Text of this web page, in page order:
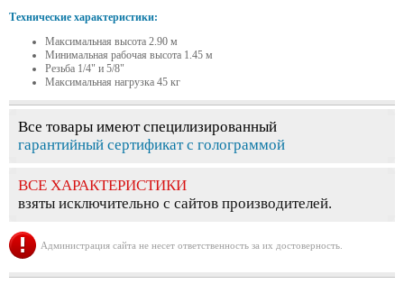
Технические характеристики:
Максимальная высота 2.90 м
Минимальная рабочая высота 1.45 м
Резьба 1/4" и 5/8"
Максимальная нагрузка 45 кг
Все товары имеют специлизированный
гарантийный сертификат с голограммой
ВСЕ ХАРАКТЕРИСТИКИ
взяты исключительно с сайтов производителей.
Администрация сайта не несет ответственность за их достоверность.